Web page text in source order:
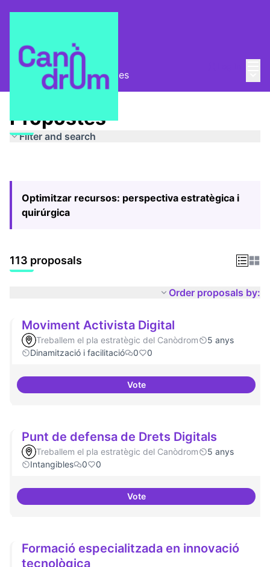
Pla Estratègic Propostes
Propostes
Filter and search
Optimitzar recursos: perspectiva estratègica i
quirúrgica
113 proposals
Order proposals by:
Moviment Activista Digital
Treballem el pla estratègic del Canòdrom
5 anys
Dinamització i facilitació
0 0
VoteMoviment Activista Digital
Punt de defensa de Drets Digitals
Treballem el pla estratègic del Canòdrom
5 anys
Intangibles
0 0
VotePunt de defensa de Drets
Formació especialitzada en innovació
tecnològica